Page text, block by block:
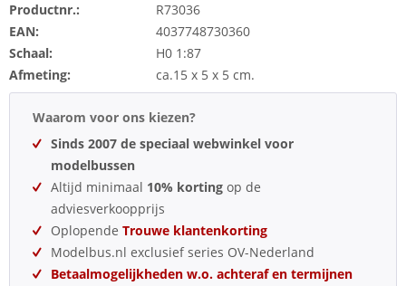
Productnr.:
R73036
EAN:
4037748730360
Schaal:
H0 1:87
Afmeting:
ca.15 x 5 x 5 cm.
Waarom voor ons kiezen?
Sinds 2007 de speciaal webwinkel voor
modelbussen
Altijd minimaal 10% korting op de
adviesverkoopprijs
Oplopende Trouwe klantenkorting
Modelbus.nl exclusief series OV-Nederland
Betaalmogelijkheden w.o. achteraf en termijnen